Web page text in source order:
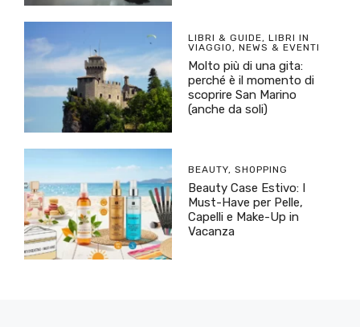
LIBRI & GUIDE, LIBRI IN
VIAGGIO, NEWS & EVENTI
Molto più di una gita:
perché è il momento di
scoprire San Marino
(anche da soli)
BEAUTY, SHOPPING
Beauty Case Estivo: I
Must-Have per Pelle,
Capelli e Make-Up in
Vacanza